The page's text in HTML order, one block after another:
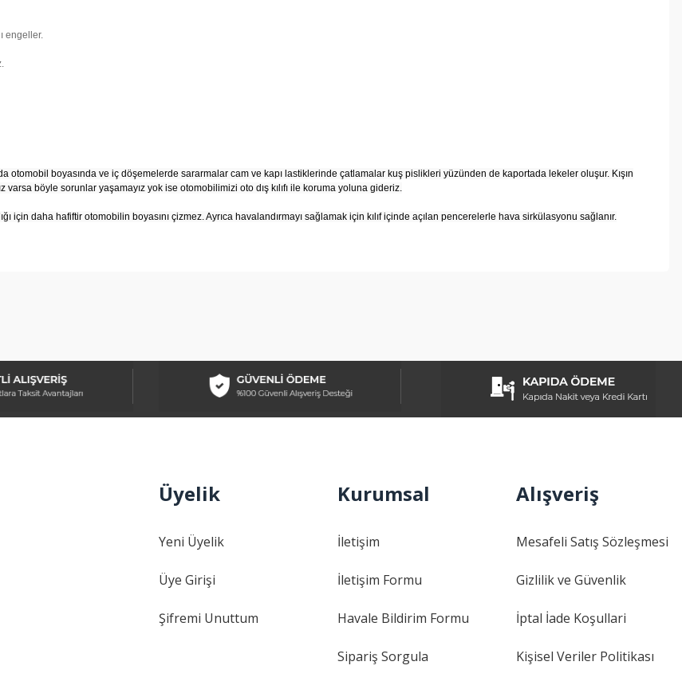
engeller.
otomobil boyasında ve iç döşemelerde sararmalar cam ve kapı lastiklerinde çatlamalar kuş pislikleri yüzünden de kaportada lekeler oluşur. Kışın
böyle sorunlar yaşamayız yok ise otomobilimizi oto dış kılıfı ile koruma yoluna gideriz.
için daha hafiftir otomobilin boyasını çizmez. Ayrıca havalandırmayı sağlamak için kılıf içinde açılan pencerelerle hava sirkülasyonu sağlanır.
Üyelik
Yeni Üyelik
Üye Girişi
Şifremi Unuttum
Kurumsal
İletişim
İletişim Formu
Havale Bildirim Formu
Sipariş Sorgula
Alışveriş
Mesafeli Satış Sözleşmesi
Gizlilik ve Güvenlik
İptal İade Koşullari
Kişisel Veriler Politikası